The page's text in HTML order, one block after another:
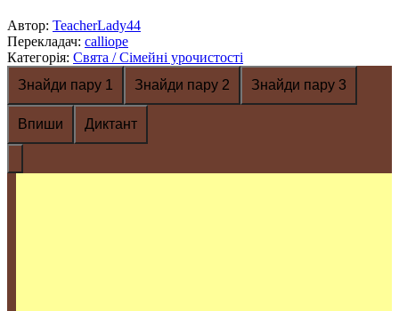
Автор: TeacherLady44
Перекладач: calliope
Категорія: Свята / Сімейні урочистості
Знайди пару 1
Знайди пару 2 Знайди пару 3
Впиши Диктант